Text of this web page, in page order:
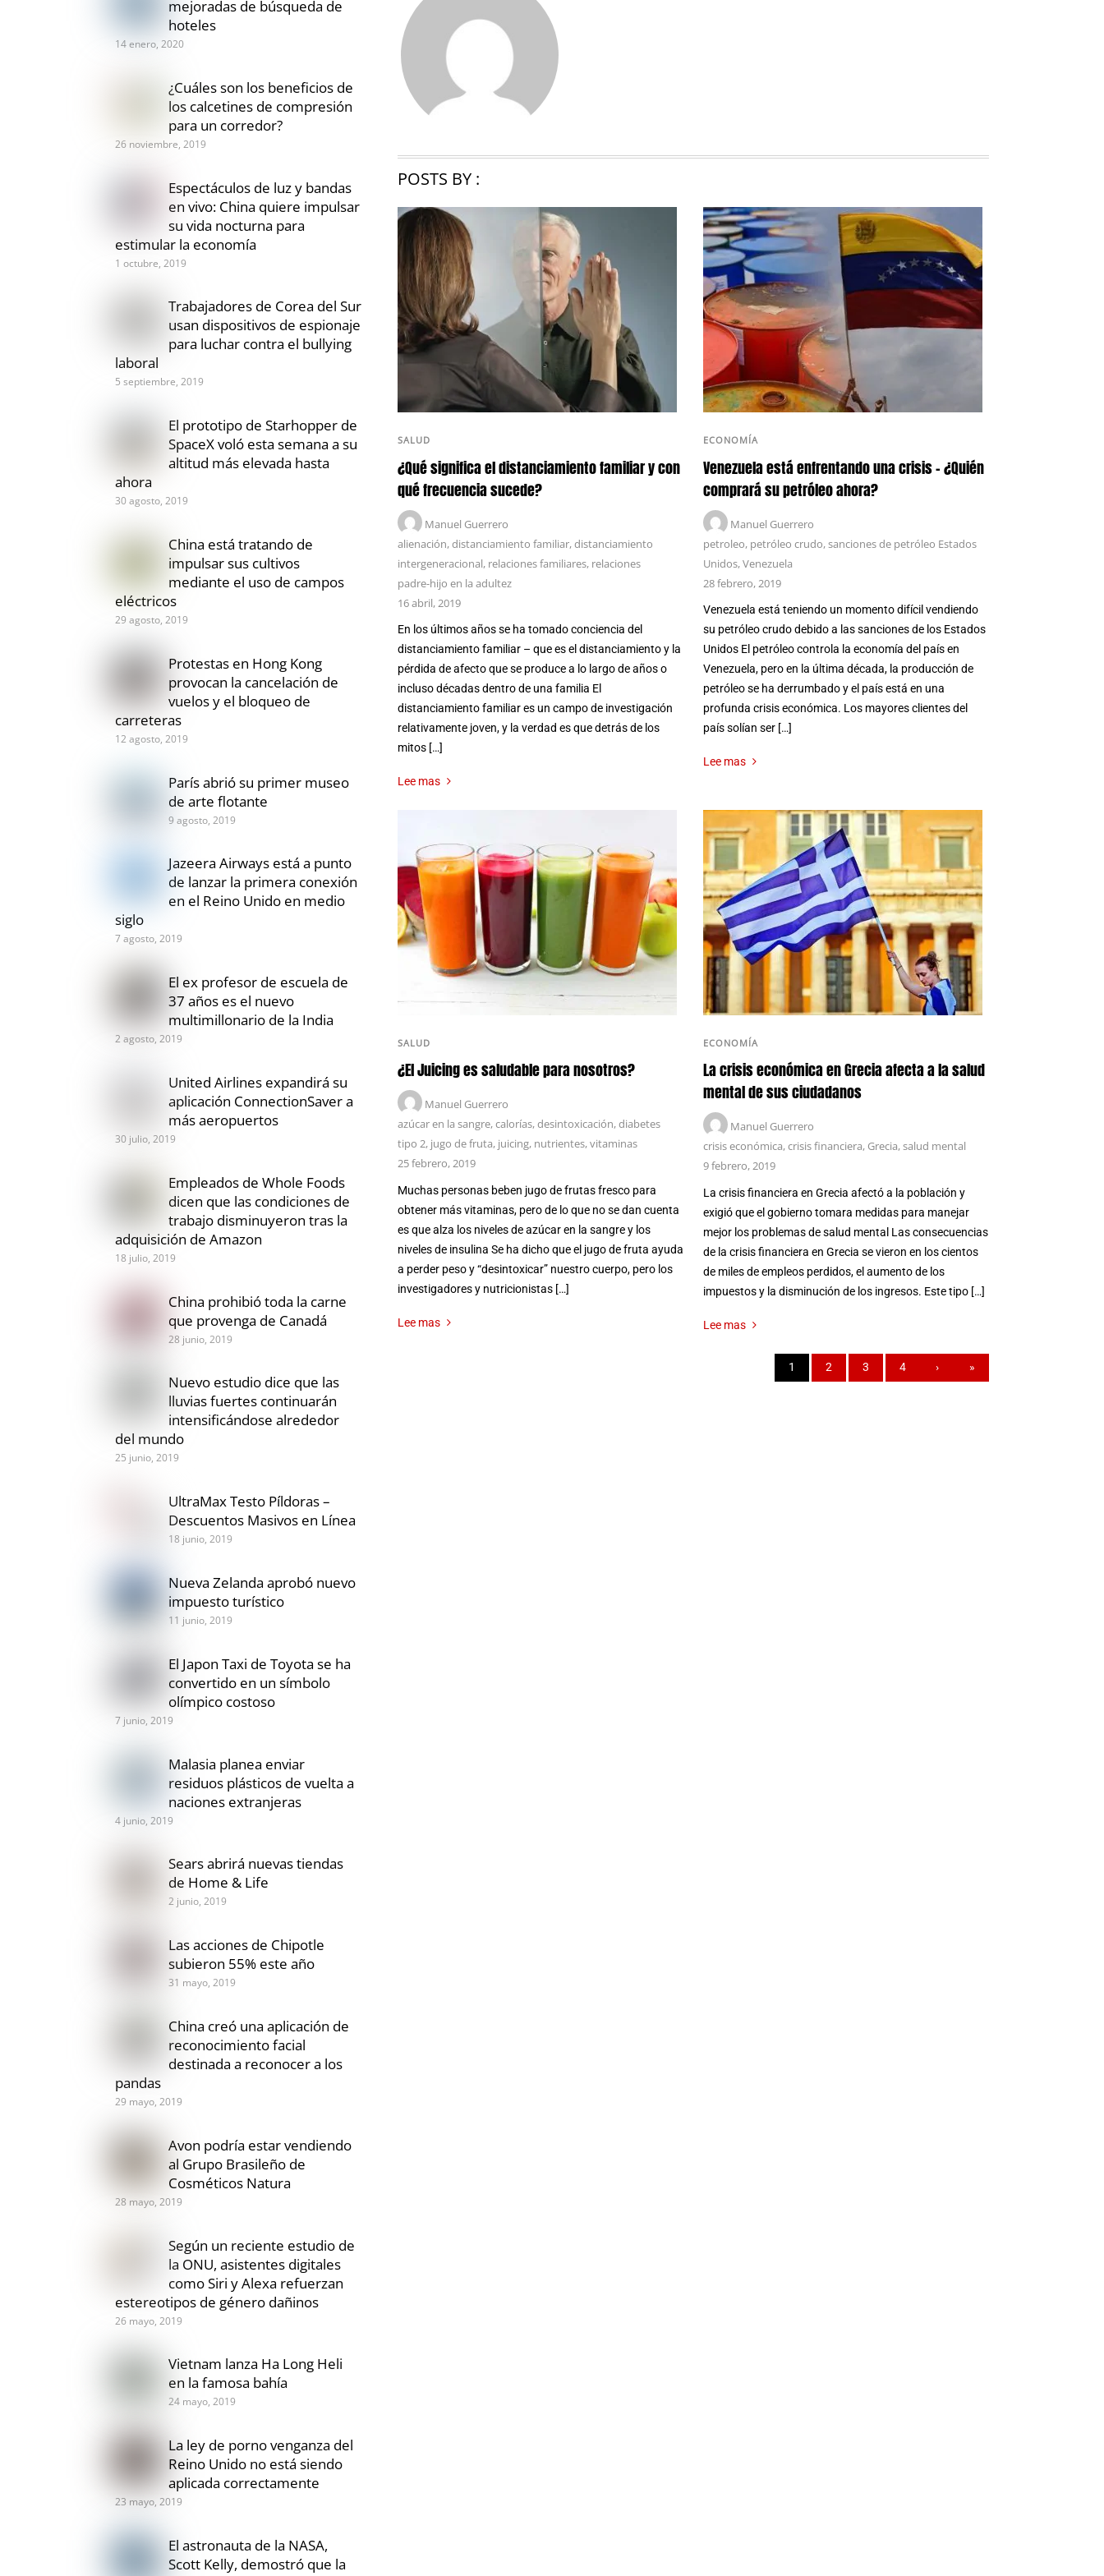
POSTS BY :
SALUD
¿Qué significa el distanciamiento familiar y con
qué frecuencia sucede?
Manuel Guerrero
alienación,distanciamiento familiar,distanciamiento
intergeneracional, relaciones familiares, relaciones
padre-hijo en la adultez
16 abril, 2019
En los últimos años se ha tomado conciencia del
distanciamiento familiar – que es el distanciamiento y la
pérdida de afecto que se produce a lo largo de años o
incluso décadas dentro de una familia El
distanciamiento familiar es un campo de investigación
relativamente joven, y la verdad es que detrás de los
mitos […]
Lee mas
ECONOMÍA
Venezuela está enfrentando una crisis – ¿Quién
comprará su petróleo ahora?
Manuel Guerrero
petroleo, petróleo crudo,sanciones de petróleo Estados
Unidos,Venezuela
28 febrero, 2019
Venezuela está teniendo un momento difícil vendiendo
su petróleo crudo debido a las sanciones de los Estados
Unidos El petróleo controla la economía del país en
Venezuela, pero en la última década, la producción de
petróleo se ha derrumbado y el país está en una
profunda crisis económica. Los mayores clientes del
país solían ser […]
Lee mas
SALUD
¿El Juicing es saludable para nosotros?
Manuel Guerrero
azúcar en la sangre,calorías,desintoxicación,diabetes
tipo 2, jugo de fruta, juicing, nutrientes,vitaminas
25 febrero, 2019
Muchas personas beben jugo de frutas fresco para
obtener más vitaminas, pero de lo que no se dan cuenta
es que alza los niveles de azúcar en la sangre y los
niveles de insulina Se ha dicho que el jugo de fruta ayuda
a perder peso y “desintoxicar” nuestro cuerpo, pero los
investigadores y nutricionistas […]
Lee mas
ECONOMÍA
La crisis económica en Grecia afecta a la salud
mental de sus ciudadanos
Manuel Guerrero
crisis económica,crisis financiera, Grecia,salud mental
9 febrero, 2019
La crisis financiera en Grecia afectó a la población y
exigió que el gobierno tomara medidas para manejar
mejor los problemas de salud mental Las consecuencias
de la crisis financiera en Grecia se vieron en los cientos
de miles de empleos perdidos, el aumento de los
impuestos y la disminución de los ingresos. Este tipo […]
Lee mas
1 2 3 4 › »
mejoradas de búsqueda de
hoteles
14 enero, 2020
¿Cuáles son los beneficios de
los calcetines de compresión
para un corredor?
26 noviembre, 2019
Espectáculos de luz y bandas
en vivo: China quiere impulsar
su vida nocturna para
estimular la economía
1 octubre, 2019
Trabajadores de Corea del Sur
usan dispositivos de espionaje
para luchar contra el bullying
laboral
5 septiembre, 2019
El prototipo de Starhopper de
SpaceX voló esta semana a su
altitud más elevada hasta
ahora
30 agosto, 2019
China está tratando de
impulsar sus cultivos
mediante el uso de campos
eléctricos
29 agosto, 2019
Protestas en Hong Kong
provocan la cancelación de
vuelos y el bloqueo de
carreteras
12 agosto, 2019
París abrió su primer museo
de arte flotante
9 agosto, 2019
Jazeera Airways está a punto
de lanzar la primera conexión
en el Reino Unido en medio
siglo
7 agosto, 2019
El ex profesor de escuela de
37 años es el nuevo
multimillonario de la India
2 agosto, 2019
United Airlines expandirá su
aplicación ConnectionSaver a
más aeropuertos
30 julio, 2019
Empleados de Whole Foods
dicen que las condiciones de
trabajo disminuyeron tras la
adquisición de Amazon
18 julio, 2019
China prohibió toda la carne
que provenga de Canadá
28 junio, 2019
Nuevo estudio dice que las
lluvias fuertes continuarán
intensificándose alrededor
del mundo
25 junio, 2019
UltraMax Testo Píldoras –
Descuentos Masivos en Línea
18 junio, 2019
Nueva Zelanda aprobó nuevo
impuesto turístico
11 junio, 2019
El Japon Taxi de Toyota se ha
convertido en un símbolo
olímpico costoso
7 junio, 2019
Malasia planea enviar
residuos plásticos de vuelta a
naciones extranjeras
4 junio, 2019
Sears abrirá nuevas tiendas
de Home & Life
2 junio, 2019
Las acciones de Chipotle
subieron 55% este año
31 mayo, 2019
China creó una aplicación de
reconocimiento facial
destinada a reconocer a los
pandas
29 mayo, 2019
Avon podría estar vendiendo
al Grupo Brasileño de
Cosméticos Natura
28 mayo, 2019
Según un reciente estudio de
la ONU, asistentes digitales
como Siri y Alexa refuerzan
estereotipos de género dañinos
26 mayo, 2019
Vietnam lanza Ha Long Heli
en la famosa bahía
24 mayo, 2019
La ley de porno venganza del
Reino Unido no está siendo
aplicada correctamente
23 mayo, 2019
El astronauta de la NASA,
Scott Kelly, demostró que la